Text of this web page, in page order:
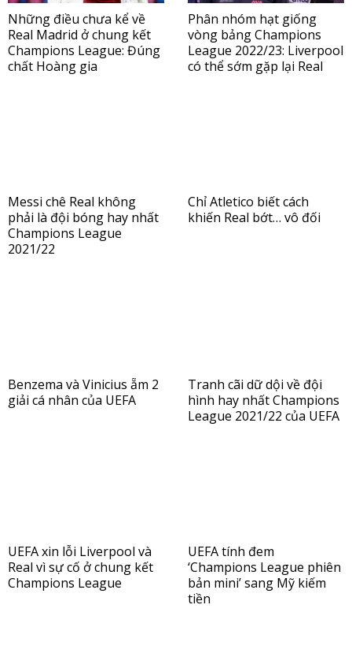
Những điều chưa kể về
Real Madrid ở chung kết
Champions League: Đúng
chất Hoàng gia
Phân nhóm hạt giống
vòng bảng Champions
League 2022/23: Liverpool
có thể sớm gặp lại Real
Messi chê Real không
phải là đội bóng hay nhất
Champions League
2021/22
Chỉ Atletico biết cách
khiến Real bớt… vô đối
Benzema và Vinicius ẵm 2
giải cá nhân của UEFA
Tranh cãi dữ dội về đội
hình hay nhất Champions
League 2021/22 của UEFA
UEFA xin lỗi Liverpool và
Real vì sự cố ở chung kết
Champions League
UEFA tính đem
‘Champions League phiên
bản mini’ sang Mỹ kiếm
tiền